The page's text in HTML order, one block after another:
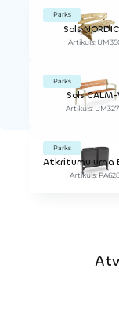
Parks
Sols
Artikuls:
Parks
Sols CALM-
Artikuls:
Parks
Artikuls: